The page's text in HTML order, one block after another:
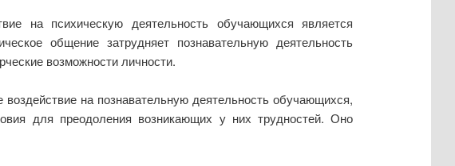
на психическую деятельность обучающихся является
общение затрудняет познавательную деятельность
возможности личности.
воздействие на познавательную деятельность обучающихся,
для преодоления возникающих у них трудностей. Оно